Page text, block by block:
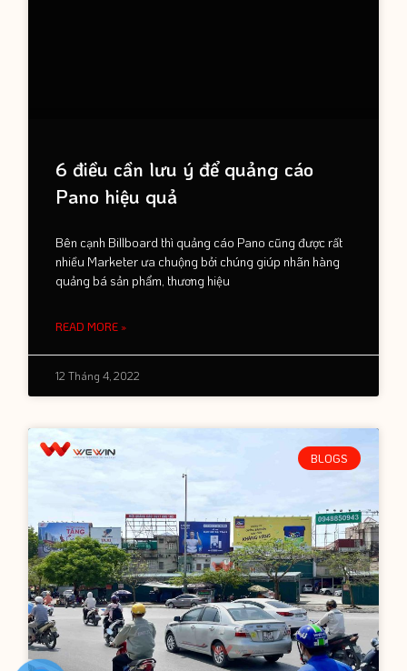
6 điều cần lưu ý để quảng cáo
Pano hiệu quả
Bên cạnh Billboard thì quảng cáo Pano cũng được rất
nhiều Marketer ưa chuộng bởi chúng giúp nhãn hàng
quảng bá sản phẩm, thương hiệu
READ MORE »
12 Tháng 4, 2022
BLOGS